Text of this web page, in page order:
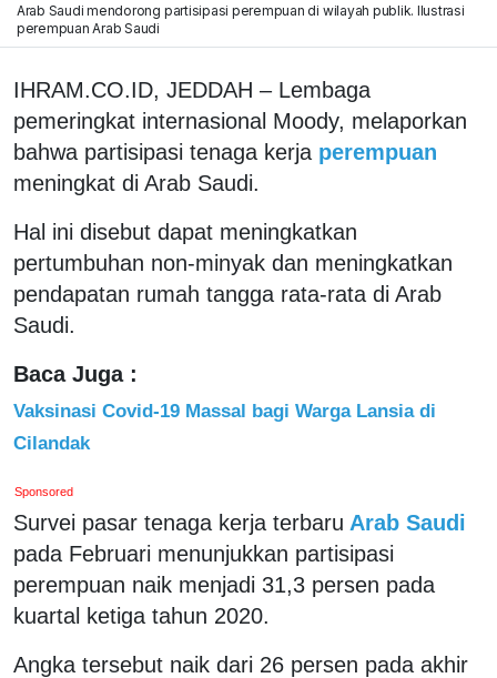
Arab Saudi mendorong partisipasi perempuan di wilayah publik. Ilustrasi
perempuan Arab Saudi
IHRAM.CO.ID, JEDDAH – Lembaga
pemeringkat internasional Moody, melaporkan
bahwa partisipasi tenaga kerja perempuan
meningkat di Arab Saudi.
Hal ini disebut dapat meningkatkan
pertumbuhan non-minyak dan meningkatkan
pendapatan rumah tangga rata-rata di Arab
Saudi.
Baca Juga :
Vaksinasi Covid-19 Massal bagi Warga Lansia di
Cilandak
Sponsored
Survei pasar tenaga kerja terbaru Arab Saudi
pada Februari menunjukkan partisipasi
perempuan naik menjadi 31,3 persen pada
kuartal ketiga tahun 2020.
Angka tersebut naik dari 26 persen pada akhir